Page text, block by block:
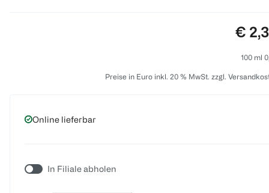
€
100 ml
Preise in Euro inkl. 20 % MwSt. zzgl.
Online lieferbar
In Filiale abholen